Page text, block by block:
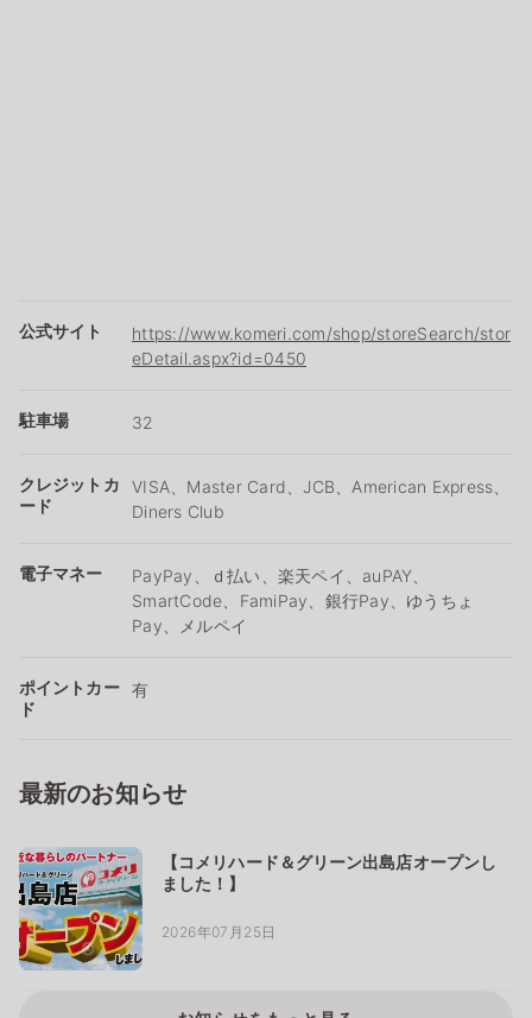
公式サイト
https://www.komeri.com/shop/storeSearch/stor
eDetail.aspx?id=0450
駐車場 32
クレジットカ
ード
VISA、Master Card、JCB、American Express、
Diners Club
電子マネー
PayPay、ｄ払い、楽天ペイ、auPAY、
SmartCode、FamiPay、銀行Pay、ゆうちょ
Pay、メルペイ
ポイントカー
ド
有
最新のお知らせ
【コメリハード＆グリーン出島店オープンし
ました！】
2026年07月25日